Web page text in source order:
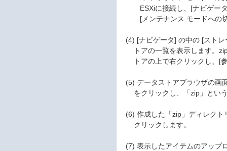
ESXiに接続し、[ナビゲータ]
[メンテナンス モードへの切
(4) [ナビゲータ] の中の [スト
トアの一覧を表示します。zip
トアの上で右クリックし、[
(5) データストアブラウザの画
をクリックし、「zip」とい
(6) 作成した「zip」ディレク
クリックします。
(7) 表示したアイテムのアップ